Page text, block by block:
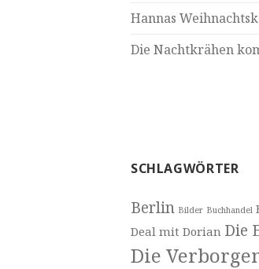
Hannas
Die Nachtkrähen
SCHLAGWÖRTER
Berlin Bilder Buchhandel
Deal mit Dorian Die
Die